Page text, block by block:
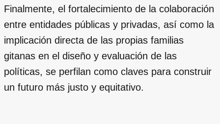
Finalmente, el fortalecimiento de la colaboración
entre entidades públicas y privadas, así como la
implicación directa de las propias familias
gitanas en el diseño y evaluación de las
políticas, se perfilan como claves para construir
un futuro más justo y equitativo.